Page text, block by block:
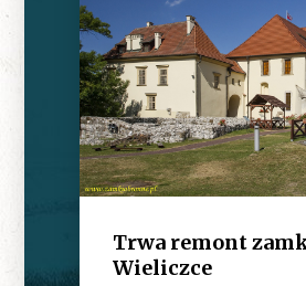
Trwa remont
Wieliczce